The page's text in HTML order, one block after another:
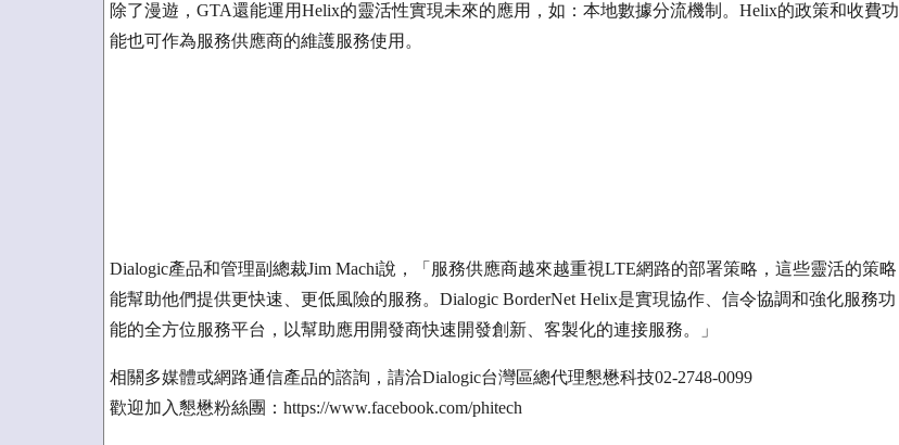
除了漫遊，GTA還能運用Helix的靈活性實現未來的應用，如：本地數據分流機制。Helix的政策和收費功
能也可作為服務供應商的維護服務使用。
Dialogic產品和管理副總裁Jim Machi說，「服務供應商越來越重視LTE網路的部署策略，這些靈活的策略
能幫助他們提供更快速、更低風險的服務。Dialogic BorderNet Helix是實現協作、信令協調和強化服務功
能的全方位服務平台，以幫助應用開發商快速開發創新、客製化的連接服務。」
相關多媒體或網路通信產品的諮詢，請洽Dialogic台灣區總代理懇懋科技02-2748-0099
歡迎加入懇懋粉絲團：https://www.facebook.com/phitech